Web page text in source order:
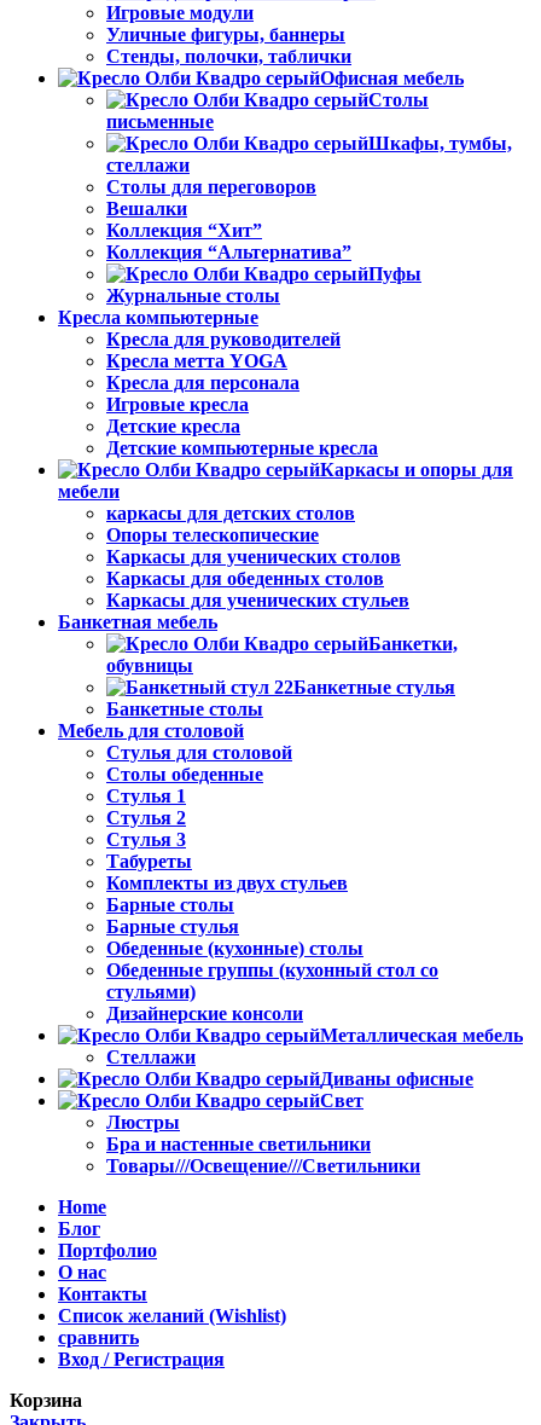
Игровые модули
Уличные фигуры, баннеры
Стенды, полочки, таблички
Офисная мебель
Столы
письменные
Шкафы, тумбы,
стеллажи
Столы для переговоров
Вешалки
Коллекция “Хит”
Коллекция “Альтернатива”
Пуфы
Журнальные столы
Кресла компьютерные
Кресла для руководителей
Кресла метта YOGA
Кресла для персонала
Игровые кресла
Детские кресла
Детские компьютерные кресла
Каркасы и опоры для
мебели
каркасы для детских столов
Опоры телескопические
Каркасы для ученических столов
Каркасы для обеденных столов
Каркасы для ученических стульев
Банкетная мебель
Банкетки,
обувницы
Банкетные стулья
Банкетные столы
Мебель для столовой
Стулья для столовой
Столы обеденные
Стулья 1
Стулья 2
Стулья 3
Табуреты
Комплекты из двух стульев
Барные столы
Барные стулья
Обеденные (кухонные) столы
Обеденные группы (кухонный стол со
стульями)
Дизайнерские консоли
Металлическая мебель
Стеллажи
Диваны офисные
Свет
Люстры
Бра и настенные светильники
Товары///Освещение///Светильники
Home
Блог
Портфолио
О нас
Контакты
Список желаний (Wishlist)
сравнить
Вход / Регистрация
Корзина